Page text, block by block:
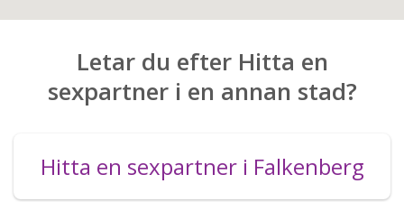
Letar du efter Hitta en
sexpartner i en annan stad?
Hitta en sexpartner i Falkenberg